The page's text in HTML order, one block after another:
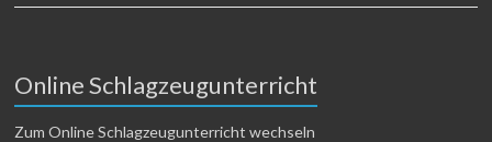
Online Schlagzeugunterricht
Zum Online Schlagzeugunterricht wechseln